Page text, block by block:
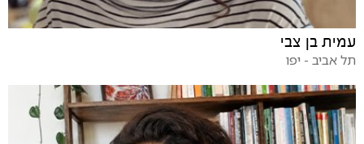
עמית בן צבי
תל אביב - יפו